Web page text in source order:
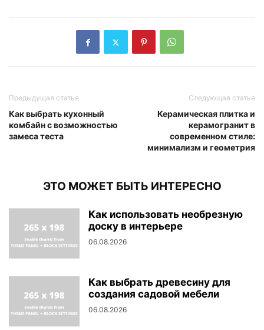
Предыдущая статья
Как выбрать кухонный
комбайн с возможностью
замеса теста
Следующая статья
Керамическая плитка и
керамогранит в
современном стиле:
минимализм и геометрия
ЭТО МОЖЕТ БЫТЬ ИНТЕРЕСНО
Как использовать необрезную
доску в интерьере
06.08.2026
Как выбрать древесину для
создания садовой мебели
06.08.2026